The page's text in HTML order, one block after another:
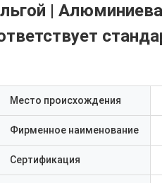
|
Место происхождения
Фирменное наименование
Сертификация